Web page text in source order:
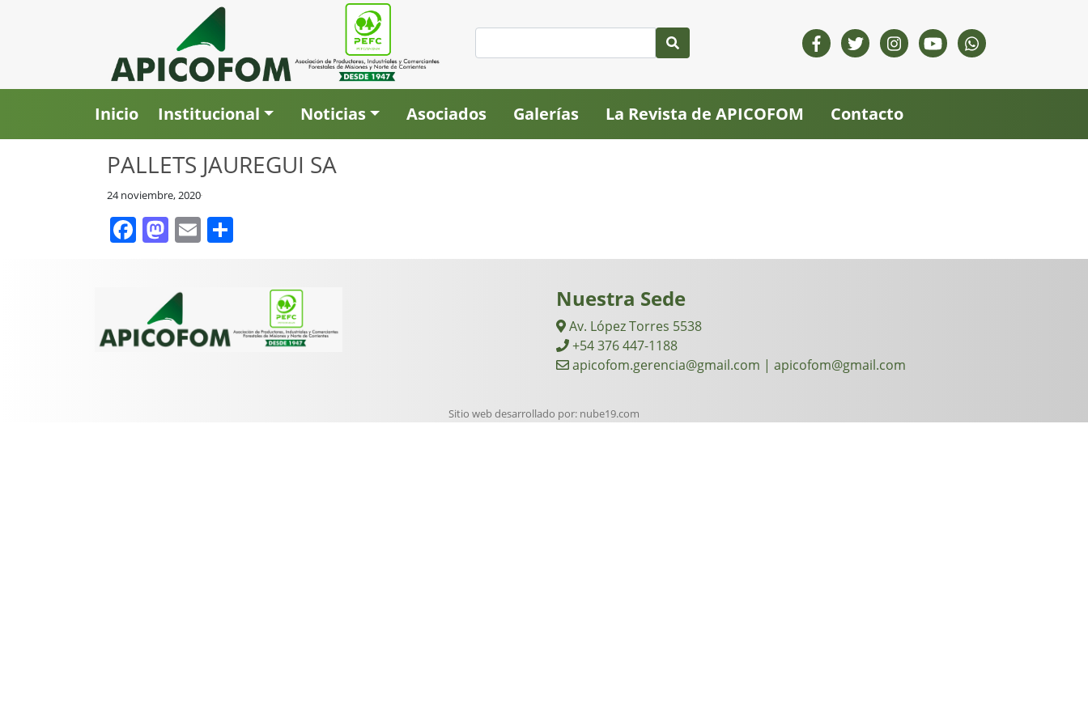
Inicio Institucional Noticias Asociados Galerías La Revista de APICOFOM Contacto
PALLETS JAUREGUI SA
24 noviembre, 2020
Facebook
Mastodon
Email
Nuestra Sede
Av. López Torres 5538
+54 376 447-1188
apicofom.gerencia@gmail.com | apicofom@gmail.com
Sitio web desarrollado por: nube19.com